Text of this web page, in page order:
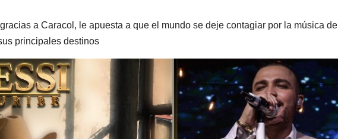
a Caracol, le apuesta a que el mundo se deje contagiar por la música de
principales destinos